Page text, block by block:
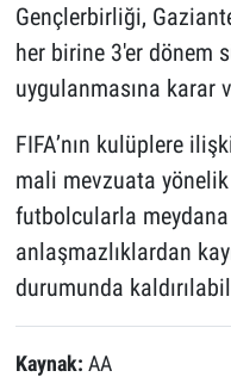
Gençlerbirliği,
her birine 3'er dönem
uygulanmasına karar
FIFA’nın kulüplere
mali mevzuata
futbolcularla
anlaşmazlıklardan
durumunda
Kaynak: AA